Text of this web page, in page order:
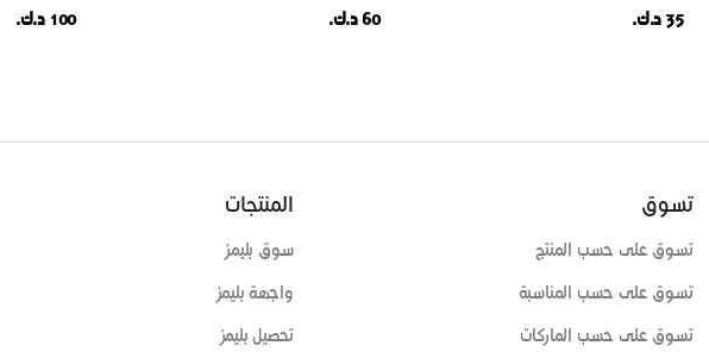
35 د.ك. 60 د.ك. 100 د.ك.
تسوق
تسوق على حسب المنتج
تسوق على حسب المناسبة
تسوق على حسب الماركات
المنتجات
سوق بليمز
واجهة بليمز
تحصيل بليمز